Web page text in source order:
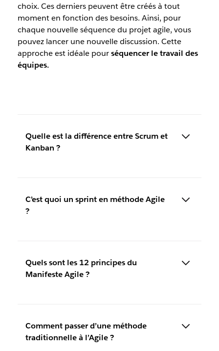
choix. Ces derniers peuvent être créés à tout
moment en fonction des besoins. Ainsi, pour
chaque nouvelle séquence du projet agile, vous
pouvez lancer une nouvelle discussion. Cette
approche est idéale pourséquencer le travail des
équipes.
Quelle est la différence entre Scrum et
Kanban ?
C’est quoi un sprint en méthode Agile
?
Quels sont les 12 principes du
Manifeste Agile ?
Comment passer d’une méthode
traditionnelle à l’Agile ?